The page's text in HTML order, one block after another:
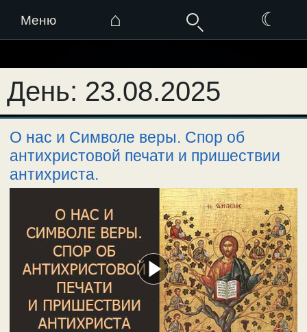
Меню ⌂ ☾
к
содержимому
День: 23.08.2025
О нас и Символе веры. Спор об
антихристовой печати и пришествии
антихриста.